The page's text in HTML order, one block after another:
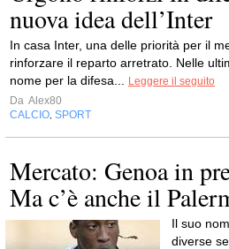
nuova idea dell’Inter
In casa Inter, una delle priorità per il
rinforzare il reparto arretrato. Nelle
nome per la difesa...
Leggere il seguito
Da Alex80
CALCIO SPORT
Mercato: Genoa in
Ma c’è anche il
Il suo
diverse